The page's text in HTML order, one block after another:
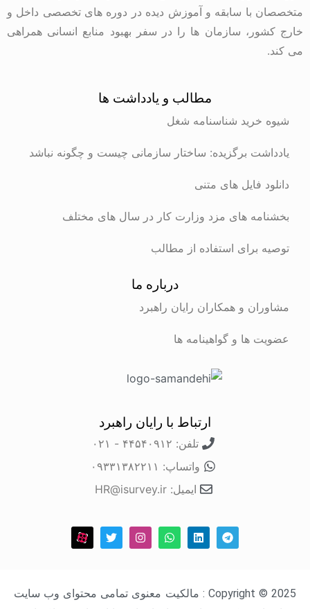
متخصصان با سابقه و آموزش دیده در دوره های تخصصی داخل و
خارج کشور، سازمان ها را در سفر بهبود منابع انسانی همراهی
می کند.
مطالب و یادداشت ها
شیوه خرید شناسنامه شغل
یادداشت برگزیده: ساختار سازمانی چیست و چگونه نباشد
دانلود فایل های متنی
بخشنامه های مزد وزارت کار در سال های مختلف
توصیه برای استفاده از مطالب
درباره ما
مشاوران و همکاران رایان راهبرد
عضویت ها و گواهینامه ها
ارتباط با رایان راهبرد
تلفن: ۴۴۵۴۰۹۱۲ - ۰۲۱
واتساپ: ۰۹۳۳۱۳۸۲۲۱۱
ایمیل: HR@isurvey.ir
Copyright © 2025 : مالکیت معنوی تمامی محتوای وب سایت